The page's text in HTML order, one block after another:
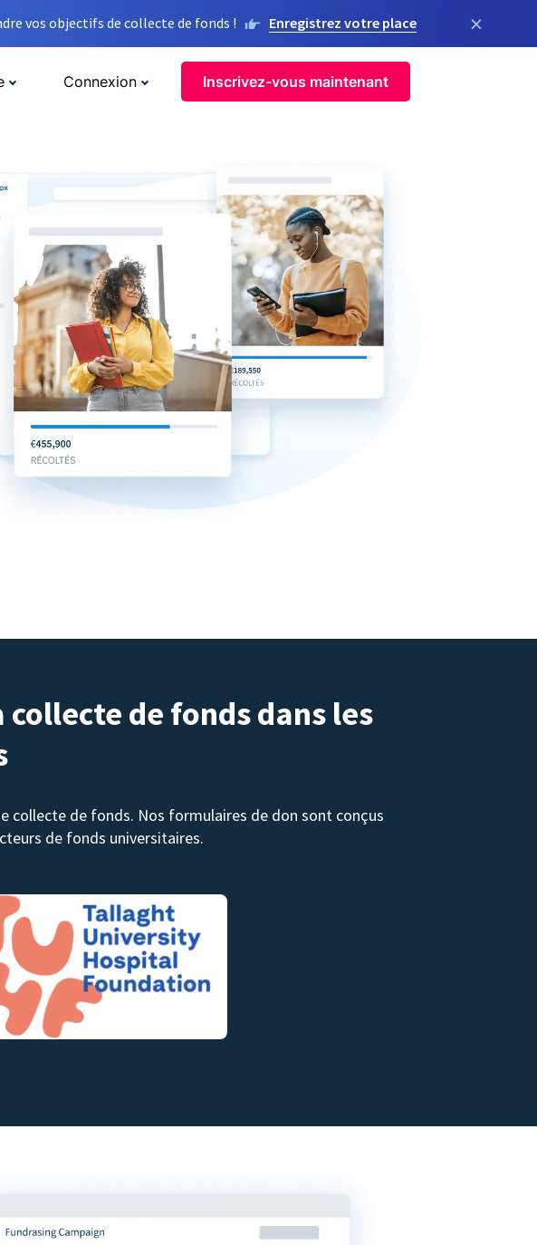
vos objectifs de collecte de fonds ! Enregistrez votre place ×
Connexion Inscrivez-vous maintenant
de fonds dans les
collecte de fonds. Nos formulaires de don sont conçus
de fonds universitaires.